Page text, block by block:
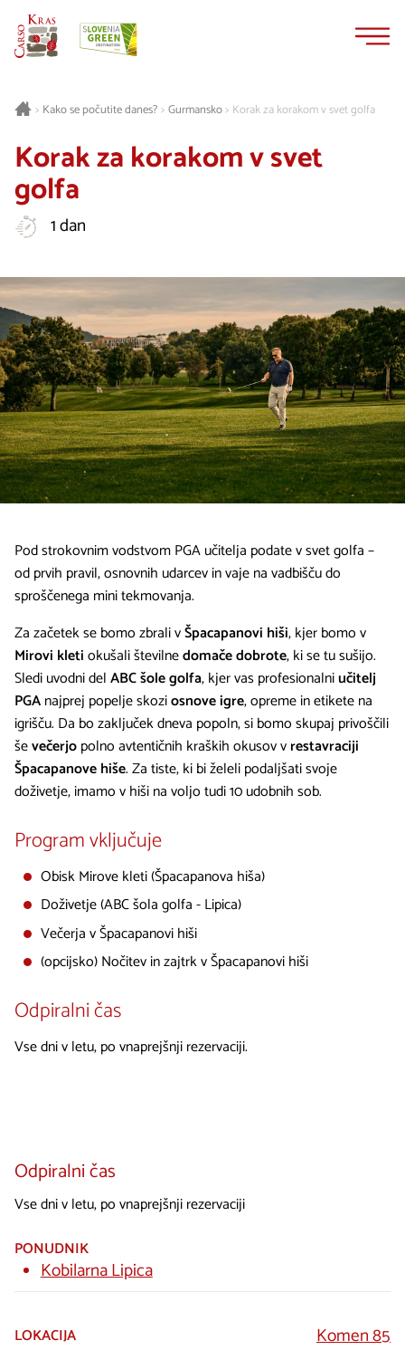
> Kako se počutite danes?> Gurmansko> Korak za korakom v svet golfa
Korak za korakom v svet
golfa
1 dan
Pod strokovnim vodstvom PGA učitelja podate v svet golfa –
od prvih pravil, osnovnih udarcev in vaje na vadbišču do
sproščenega mini tekmovanja.
Za začetek se bomo zbrali vŠpacapanovi hiši, kjer bomo v
Mirovi kletiokušali številnedomače dobrote, ki se tu sušijo.
Sledi uvodni delABC šole golfa, kjer vas profesionalniučitelj
PGAnajprej popelje skoziosnove igre, opreme in etikete na
igrišču. Da bo zaključek dneva popoln, si bomo skupaj privoščili
ševečerjopolno avtentičnih kraških okusov vrestavraciji
Špacapanove hiše. Za tiste, ki bi želeli podaljšati svoje
doživetje, imamo v hiši na voljo tudi 10 udobnih sob.
Program vključuje
Obisk Mirove kleti (Špacapanova hiša)
Doživetje (ABC šola golfa - Lipica)
Večerja v Špacapanovi hiši
(opcijsko) Nočitev in zajtrk v Špacapanovi hiši
Odpiralni čas
Vse dni v letu, po vnaprejšnji rezervaciji.
Odpiralni čas
Vse dni v letu, po vnaprejšnji rezervaciji
PONUDNIK
Kobilarna Lipica
LOKACIJA
Komen 85